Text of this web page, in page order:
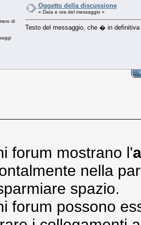
di
Oggetto della discussione
« Data e ora del messaggio »
Testo del messaggio, che � in
forum mostrano l'
nella
spazio.
forum possono